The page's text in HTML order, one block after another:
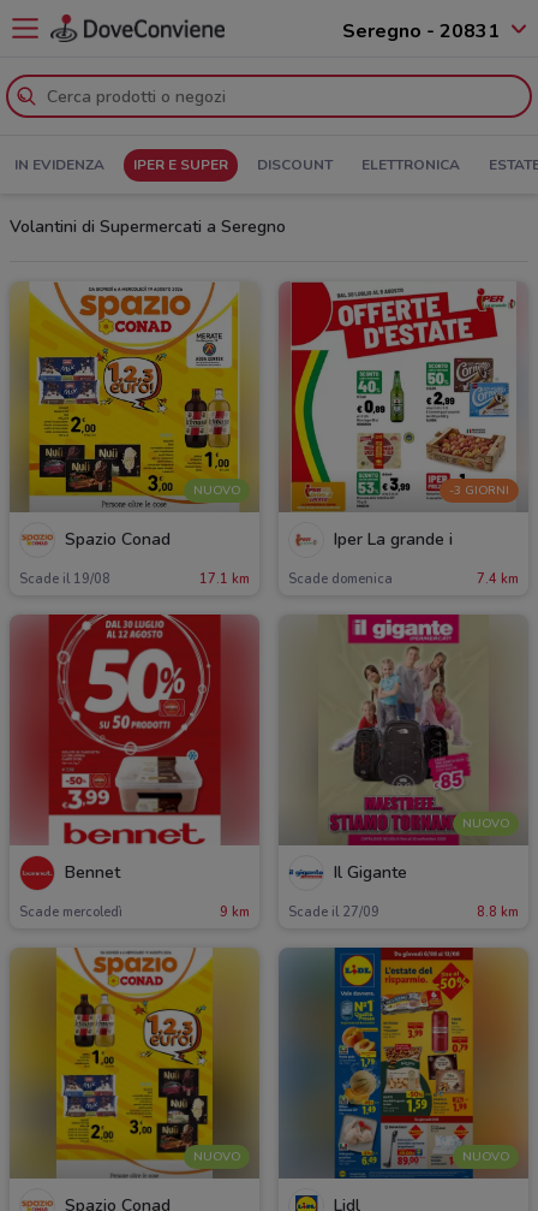
Seregno - 20831
IN EVIDENZA IPER E SUPER DISCOUNT ELETTRONICA
Volantini di Supermercati a Seregno
NUOVO
Spazio Conad
Scade il 19/08 17.1 km
-3 GIORNI
Iper La grande i
Scade domenica 7.4 km
Bennet
Scade mercoledì 9 km
NUOVO
Il Gigante
Scade il 27/09 8.8 km
NUOVO
Spazio Conad
NUOVO
Lidl